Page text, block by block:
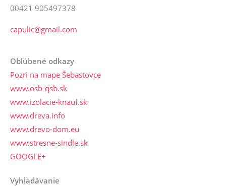
00421 905497378
capulic@gmail.com
Obľúbené odkazy
Pozri na mape Šebastovce
www.osb-qsb.sk
www.izolacie-knauf.sk
www.dreva.info
www.drevo-dom.eu
www.stresne-sindle.sk
GOOGLE+
Vyhľadávanie